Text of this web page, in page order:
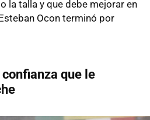
la talla y que debe mejorar en
Ocon terminó por
que le